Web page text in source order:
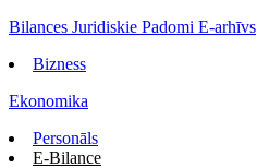
Bilances Juridiskie Padomi E-arhīvs
Bizness
Ekonomika
Personāls
E-Bilance